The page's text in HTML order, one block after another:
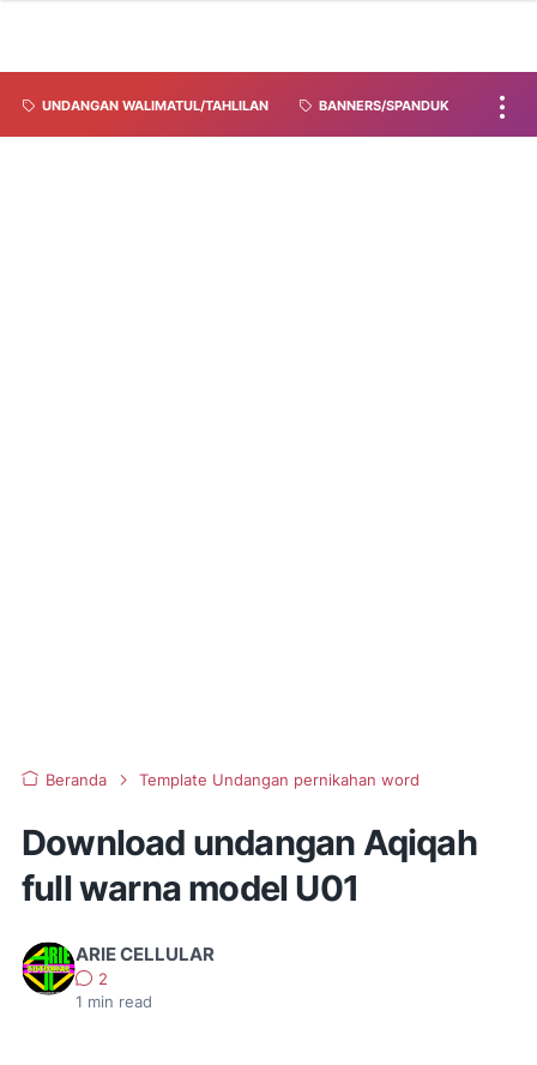
UNDANGAN WALIMATUL/TAHLILAN BANNERS/SPANDUK
Beranda Template Undangan pernikahan word
Download undangan Aqiqah
full warna model U01
ARIE CELLULAR
2
1 min read